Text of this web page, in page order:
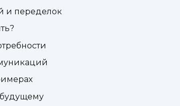
и переделок